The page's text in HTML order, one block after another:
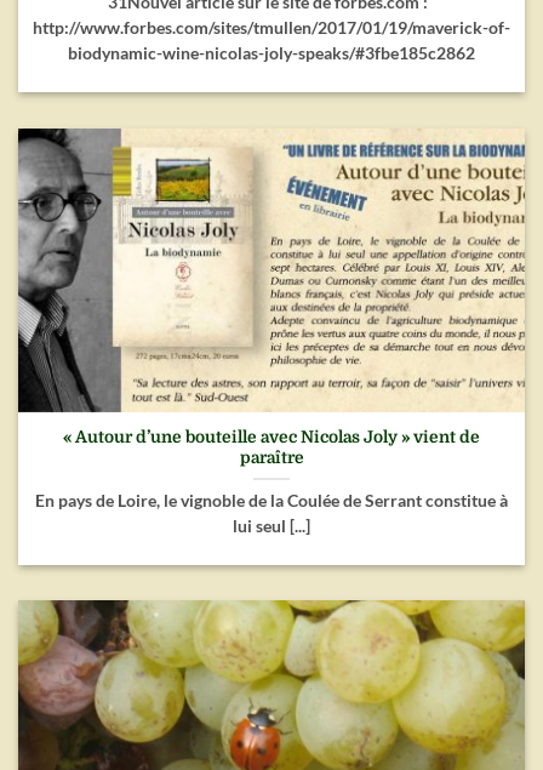
http://www.forbes.com/sites/tmullen/2017/01/19/maverick-of-
biodynamic-wine-nicolas-joly-speaks/#3fbe185c2862
« Autour d’une bouteille avec Nicolas Joly » vient de
paraître
En pays de Loire, le vignoble de la Coulée de Serrant constitue à
lui seul [...]